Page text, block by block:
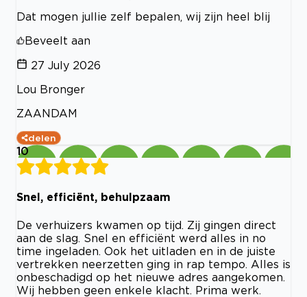
Dat mogen jullie zelf bepalen, wij zijn heel blij
Beveelt aan
27 July 2026
Lou Bronger
ZAANDAM
delen
10
Snel, efficiënt, behulpzaam
De verhuizers kwamen op tijd. Zij gingen direct
aan de slag. Snel en efficiënt werd alles in no
time ingeladen. Ook het uitladen en in de juiste
vertrekken neerzetten ging in rap tempo. Alles is
onbeschadigd op het nieuwe adres aangekomen.
Wij hebben geen enkele klacht. Prima werk.